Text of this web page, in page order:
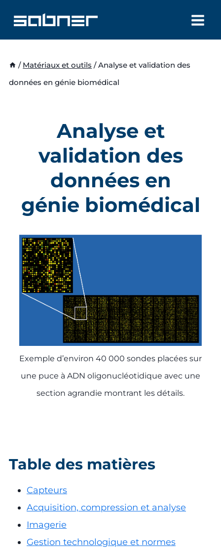
contenu
/ Matériaux et outils / Analyse et validation des
données en génie biomédical
Analyse et
validation des
données en
génie biomédical
Exemple d’environ 40 000 sondes placées sur
une puce à ADN oligonucléotidique avec une
section agrandie montrant les détails.
Table des matières
Capteurs
Acquisition, compression et analyse
Imagerie
Gestion technologique et normes